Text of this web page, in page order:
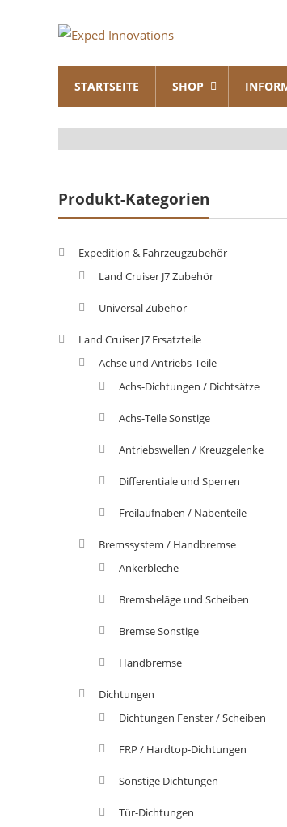
Exped
Innovations
Solutions
for
your
Overland
STARTSEITE SHOP
Produkt-Kategorien
Expedition & Fahrzeugzubehör
Land Cruiser J7 Zubehör
Universal Zubehör
Land Cruiser J7 Ersatzteile
Achse und Antriebs-Teile
Achs-Dichtungen / Dichtsätze
Achs-Teile Sonstige
Antriebswellen / Kreuzgelenke
Differentiale und Sperren
Freilaufnaben / Nabenteile
Bremssystem / Handbremse
Ankerbleche
Bremsbeläge und Scheiben
Bremse Sonstige
Handbremse
Dichtungen
Dichtungen Fenster / Scheiben
FRP / Hardtop-Dichtungen
Sonstige Dichtungen
Tür-Dichtungen